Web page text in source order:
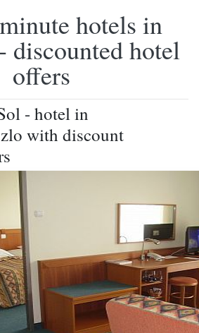
hotels in
discounted hotel
offers
- hotel in
with discount